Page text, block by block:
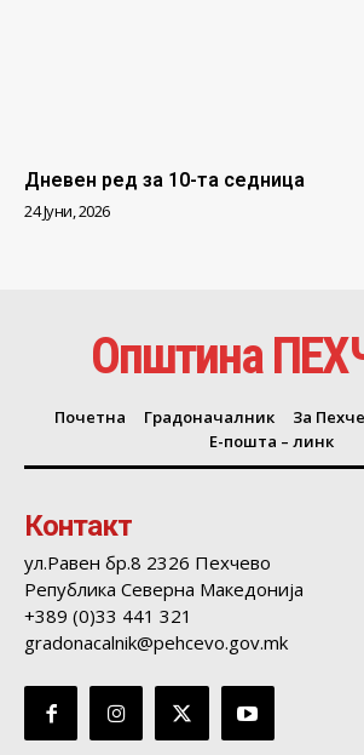
Дневен ред за 10-та седница
24 Јуни, 2026
Општина
Почетна Градоначалник За
Е-пошта – линк
Контакт
ул.Равен бр.8 2326 Пехчево
Република Северна Македонија
+389 (0)33 441 321
gradonacalnik@pehcevo.gov.mk